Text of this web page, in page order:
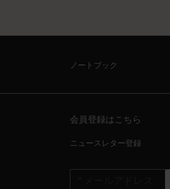
ノートブック
会員登録はこちら
ニュースレター登録